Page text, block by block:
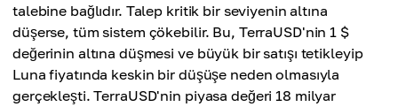
talebine bağlıdır. Talep kritik bir seviyenin altına
düşerse, tüm sistem çökebilir. Bu, TerraUSD'nin 1 $
değerinin altına düşmesi ve büyük bir satışı tetikleyip
Luna fiyatında keskin bir düşüşe neden olmasıyla
gerçekleşti. TerraUSD'nin piyasa değeri 18 milyar